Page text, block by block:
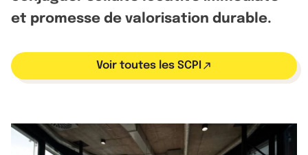
et promesse de valorisation durable.
Voir toutes les SCPI